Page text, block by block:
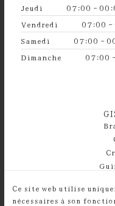
Jeudi
07:00 -
Vendredi
07:00 -
Samedi
07:00 -
Dimanche
07:00
©
Ce site web utilise
nécessaires à son